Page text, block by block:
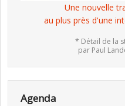
Une nouvelle
au plus près d'une
* Détail de la
par Paul
Agenda